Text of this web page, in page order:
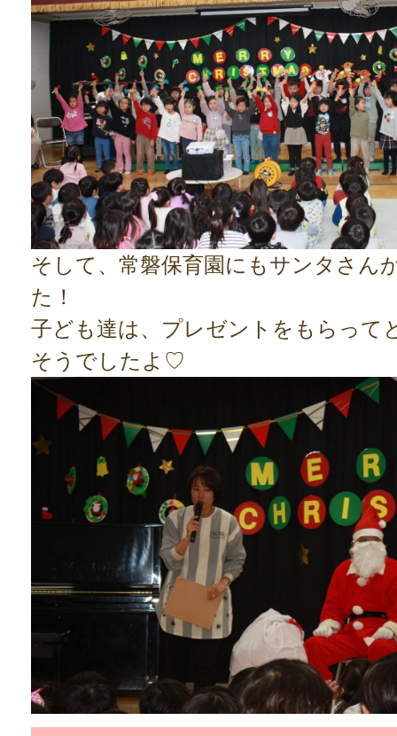
そして、常磐保育園にもサンタさん
た！
子ども達は、プレゼントをもらって
そうでしたよ♡